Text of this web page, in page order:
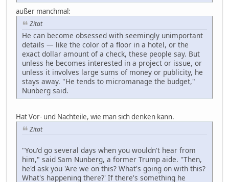
außer manchmal:
Zitat
He can become obsessed with seemingly unimportant
details — like the color of a floor in a hotel, or the
exact dollar amount of a check, these people say. But
unless he becomes interested in a project or issue, or
unless it involves large sums of money or publicity, he
stays away. "He tends to micromanage the budget,"
Nunberg said.
Hat Vor- und Nachteile, wie man sich denken kann.
Zitat
"You'd go several days when you wouldn't hear from
him," said Sam Nunberg, a former Trump aide. "Then,
he'd ask you 'Are we on this? What's going on with this?
What's happening there?' If there's something he